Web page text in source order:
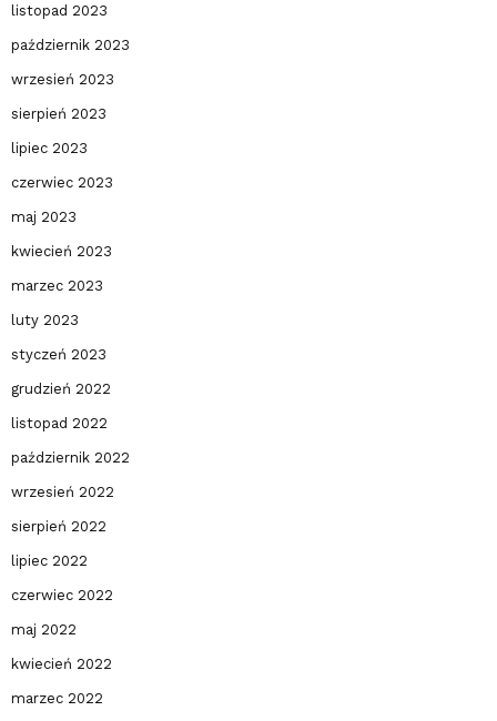
listopad 2023
październik 2023
wrzesień 2023
sierpień 2023
lipiec 2023
czerwiec 2023
maj 2023
kwiecień 2023
marzec 2023
luty 2023
styczeń 2023
grudzień 2022
listopad 2022
październik 2022
wrzesień 2022
sierpień 2022
lipiec 2022
czerwiec 2022
maj 2022
kwiecień 2022
marzec 2022